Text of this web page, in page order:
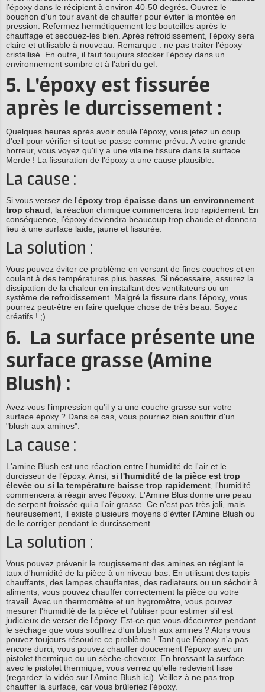
l'époxy dans le récipient à environ 40-50 degrés. Ouvrez le
bouchon d'un tour avant de chauffer pour éviter la montée en
pression. Refermez hermétiquement les bouteilles après le
chauffage et secouez-les bien. Après refroidissement, l'époxy sera
claire et utilisable à nouveau. Remarque : ne pas traiter l'époxy
cristallisé. En outre, il faut toujours stocker l'époxy dans un
environnement sombre et à l'abri du gel.
5. L'époxy est fissurée
après le durcissement :
Quelques heures après avoir coulé l'époxy, vous jetez un coup
d'œil pour vérifier si tout se passe comme prévu. À votre grande
horreur, vous voyez qu'il y a une vilaine fissure dans la surface.
Merde ! La fissuration de l'époxy a une cause plausible.
La cause :
Si vous versez de l'époxy trop épaisse dans un environnement
trop chaud , la réaction chimique commencera trop rapidement. En
conséquence, l'époxy deviendra beaucoup trop chaude et donnera
lieu à une surface laide, jaune et fissurée.
La solution :
Vous pouvez éviter ce problème en versant de fines couches et en
coulant à des températures plus basses. Si nécessaire, assurez la
dissipation de la chaleur en installant des ventilateurs ou un
système de refroidissement. Malgré la fissure dans l'époxy, vous
pourrez peut-être en faire quelque chose de très beau. Soyez
créatifs ! ;)
6. La surface présente une
surface grasse (Amine
Blush) :
Avez-vous l'impression qu'il y a une couche grasse sur votre
surface époxy ? Dans ce cas, vous pourriez bien souffrir d'un
"blush aux amines".
La cause :
L'amine Blush est une réaction entre l'humidité de l'air et le
durcisseur de l'époxy. Ainsi, si l'humidité de la pièce est trop
élevée ou si la température baisse trop rapidement , l'humidité
commencera à réagir avec l'époxy. L'Amine Blus donne une peau
de serpent froissée qui a l'air grasse. Ce n'est pas très joli, mais
heureusement, il existe plusieurs moyens d'éviter l'Amine Blush ou
de le corriger pendant le durcissement.
La solution :
Vous pouvez prévenir le rougissement des amines en réglant le
taux d'humidité de la pièce à un niveau bas. En utilisant des tapis
chauffants, des lampes chauffantes, des radiateurs ou un séchoir à
aliments, vous pouvez chauffer correctement la pièce ou votre
travail. Avec un thermomètre et un hygromètre, vous pouvez
mesurer l'humidité de la pièce et l'utiliser pour estimer s'il est
judicieux de verser de l'époxy. Est-ce que vous découvrez pendant
le séchage que vous souffrez d'un blush aux amines ? Alors vous
pouvez toujours résoudre ce problème ! Tant que l'époxy n'a pas
encore durci, vous pouvez chauffer doucement l'époxy avec un
pistolet thermique ou un sèche-cheveux. En brossant la surface
avec le pistolet thermique, vous verrez qu'elle redevient lisse
(regardez la vidéo sur l'Amine Blush ici). Veillez à ne pas trop
chauffer la surface, car vous brûleriez l'époxy.